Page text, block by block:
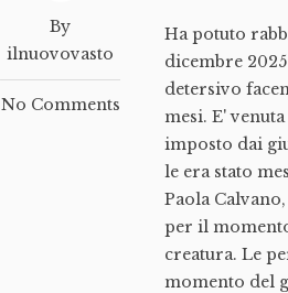
By
ilnuovovasto
No Comments
Ha potuto
dicembre
detersivo
mesi. E'
imposto dai
le era stato
Paola
per il
creatura. Le
momento del